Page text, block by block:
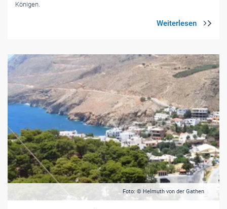
Königen.
Foto: © Helmuth von der Gathen